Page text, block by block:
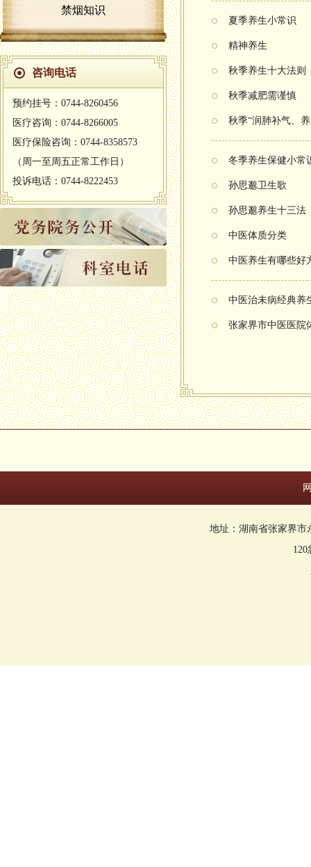
禁烟知识
咨询电话
预约挂号：0744-8260456
医疗咨询：0744-8266005
医疗保险咨询：0744-8358573
（周一至周五正常工作日）
投诉电话：0744-8222453
夏季养生小常识
精神养生
秋季养生十大法则
秋季减肥需谨慎
秋季“润肺补气、
冬季养生保健小常
孙思邈卫生歌
孙思邈养生十三法
中医体质分类
中医养生有哪些好
中医治未病经典养
张家界市中医医院
地址：湖南省张家界市
120